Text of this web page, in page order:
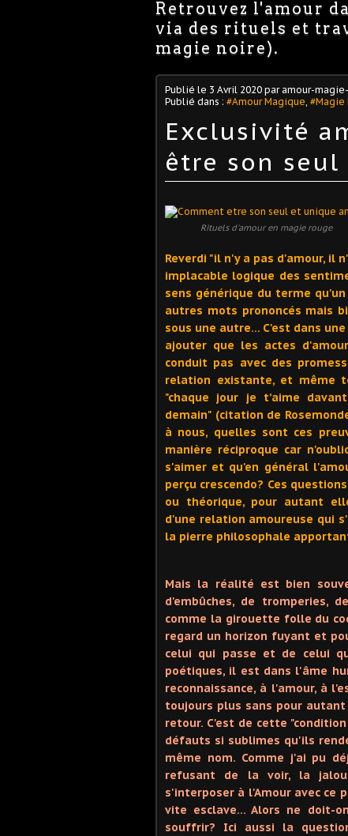
Retrouvez l'amour
via des rituels et
magie noire).
Publié le 3 Avril 2020 par amour-
Publié dans : #Amour Magique #Magie
Exclusivité
être son
Rituels d'amour en magie rouge
Reverdi "il n'y a pas d'amour, il
implacable logique des
sens générique du terme
autres mots prononcés mais
sous une autre… C'est dans
ajouter que les actes
conduit pas avec des
relation existante, et même
"chaque jour je t’aime
demain" (citation de
à nous, quelles sont ces
manière réciproque car
s'aimer et qu'en général
perçu crescendo? Ces
ou théorique, pour autant
d'une relation amoureuse qui
la pierre philosophale
Mais la réalité est bien
d'embûches, de tromperies,
comme la girouette folle du
regard un horizon fuyant et
celui qui passe et de celui
poétiques, il est dans l'âme
reconnaissance, à l'amour, à
toujours plus sans pour
retour. C'est de cette
défauts si sublimes qu'ils
même nom. Comme j'ai pu
refusant de la voir, la
s'interposer à l'Amour avec ce
vite esclave… Alors ne doit-
souffrir? Ici aussi la